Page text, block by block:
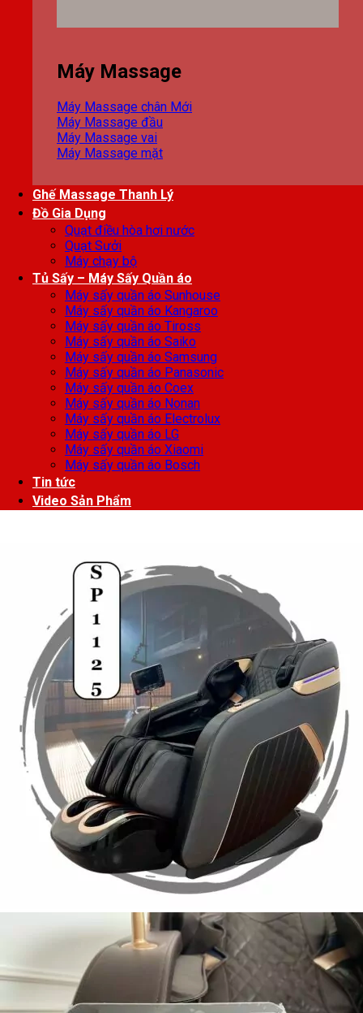
Máy Massage
Máy Massage chân
Máy Massage đầu
Máy Massage vai
Máy Massage mặt
Ghế Massage Thanh Lý
Đồ Gia Dụng
Quạt điều hòa hơi nước
Quạt Sưởi
Máy chạy bộ
Tủ Sấy – Máy Sấy Quần áo
Máy sấy quần áo Sunhouse
Máy sấy quần áo Kangaroo
Máy sấy quần áo Tiross
Máy sấy quần áo Saiko
Máy sấy quần áo Samsung
Máy sấy quần áo Panasonic
Máy sấy quần áo Coex
Máy sấy quần áo Nonan
Máy sấy quần áo Electrolux
Máy sấy quần áo LG
Máy sấy quần áo Xiaomi
Máy sấy quần áo Bosch
Tin tức
Video Sản Phẩm